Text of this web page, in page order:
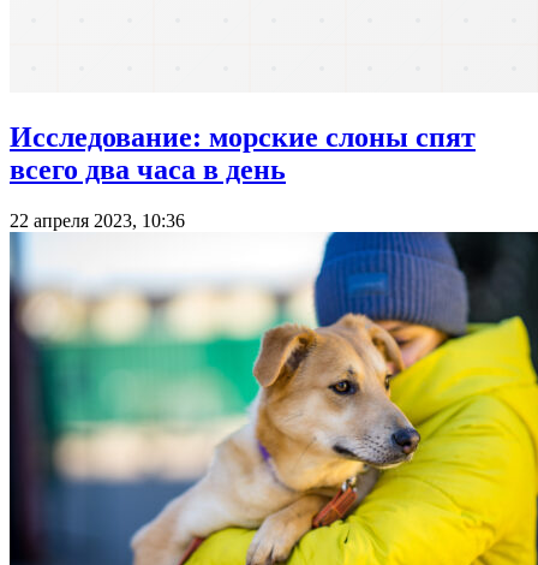
Исследование: морские слоны спят
всего два часа в день
22 апреля 2023, 10:36